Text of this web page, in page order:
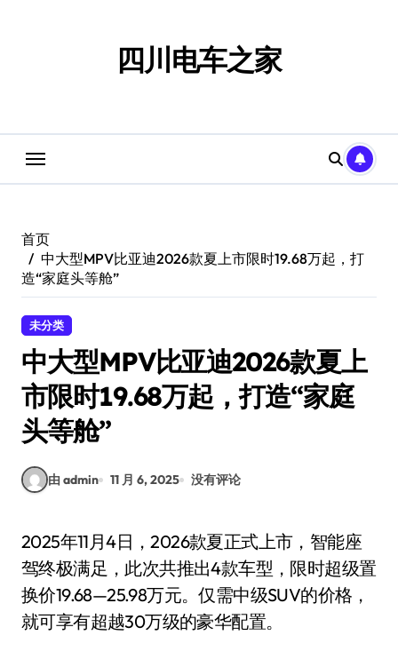
四川电车之家
首页
中大型MPV比亚迪2026款夏上市限时19.68万起，打
造“家庭头等舱”
未分类
中大型MPV比亚迪2026款夏上
市限时19.68万起，打造“家庭
头等舱”
由 admin 11 月 6, 2025 没有评论
2025年11月4日，2026款夏正式上市，智能座
驾终极满足，此次共推出4款车型，限时超级置
换价19.68—25.98万元。仅需中级SUV的价格，
就可享有超越30万级的豪华配置。